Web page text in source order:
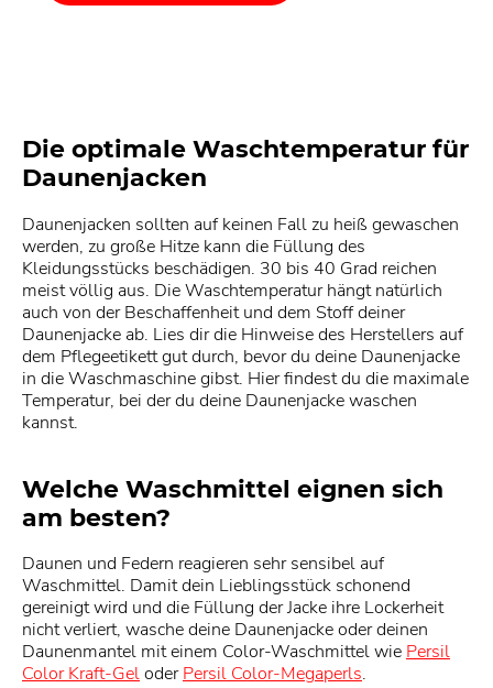
Die optimale Waschtemperatur für
Daunenjacken
Daunenjacken sollten auf keinen Fall zu heiß gewaschen
werden, zu große Hitze kann die Füllung des
Kleidungsstücks beschädigen. 30 bis 40 Grad reichen
meist völlig aus. Die Waschtemperatur hängt natürlich
auch von der Beschaffenheit und dem Stoff deiner
Daunenjacke ab. Lies dir die Hinweise des Herstellers auf
dem Pflegeetikett gut durch, bevor du deine Daunenjacke
in die Waschmaschine gibst. Hier findest du die maximale
Temperatur, bei der du deine Daunenjacke waschen
kannst.
Welche Waschmittel eignen sich
am besten?
Daunen und Federn reagieren sehr sensibel auf
Waschmittel. Damit dein Lieblingsstück schonend
gereinigt wird und die Füllung der Jacke ihre Lockerheit
nicht verliert, wasche deine Daunenjacke oder deinen
Daunenmantel mit einem Color-Waschmittel wie Persil
Color Kraft-GeloderPersil Color-Megaperls.